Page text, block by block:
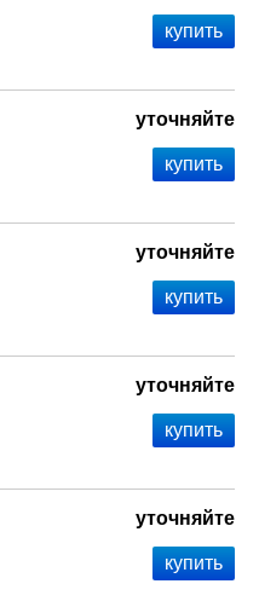
уточняйте
уточняйте
уточняйте
уточняйте